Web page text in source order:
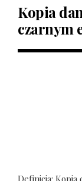
Kopia
czarnym
Definicja: